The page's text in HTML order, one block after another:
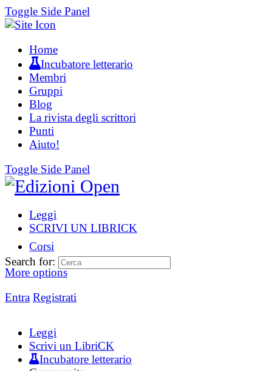
Toggle Side Panel
Home
Incubatore letterario
Membri
Gruppi
Blog
La rivista degli scrittori
Punti
Aiuto!
Toggle Side Panel
Leggi
SCRIVI UN LIBRICK
Corsi
More options
Entra Registrati
Search for:
Leggi
Scrivi un LibriCK
Incubatore letterario